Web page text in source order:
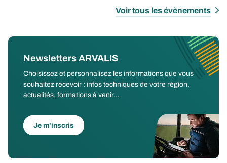
Voir tous les évènements
Newsletters ARVALIS
Choisissez et personnalisez les informations que vous
souhaitez recevoir : infos techniques de votre région,
actualités, formations à venir...
Je m'inscris